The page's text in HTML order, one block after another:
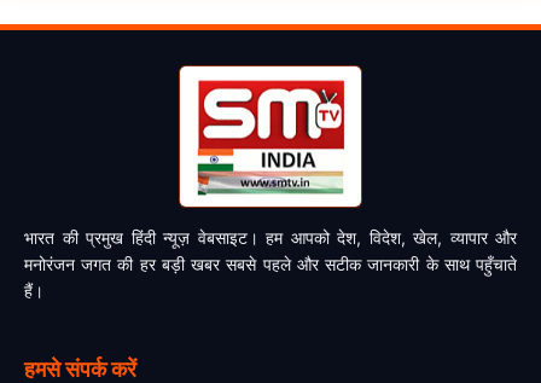
भारत की प्रमुख हिंदी न्यूज़ वेबसाइट। हम आपको देश, विदेश, खेल, व्यापार और
मनोरंजन जगत की हर बड़ी खबर सबसे पहले और सटीक जानकारी के साथ पहुँचाते
हैं।
हमसे संपर्क करें